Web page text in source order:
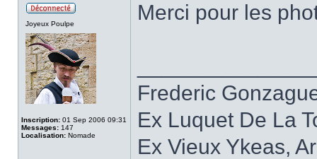
Joyeux Poulpe
Inscription: 01 Sep 2006 09:31
Messages: 147
Localisation: Nomade
Merci pour les
Frederic
Ex Luquet De La
Ex Vieux Ykeas,